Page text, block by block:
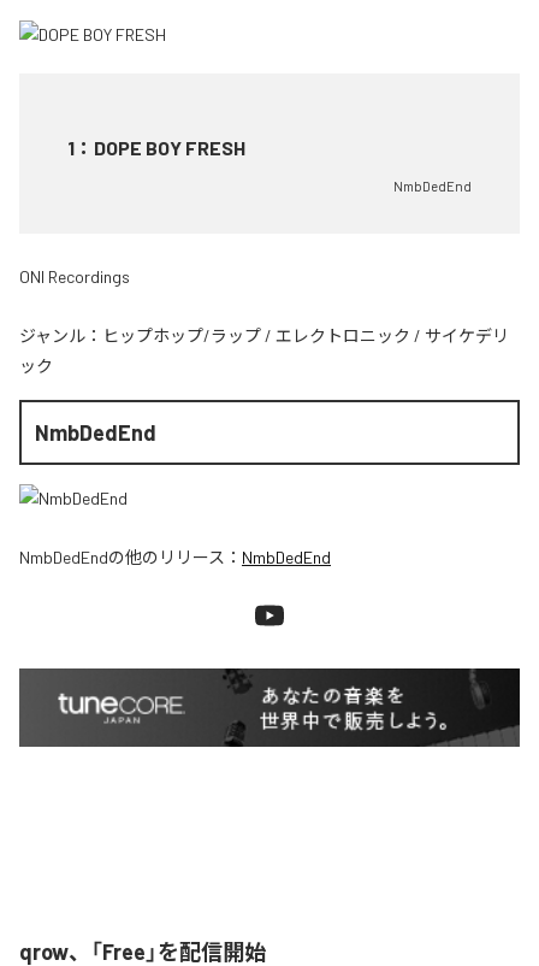
1 ： DOPE BOY FRESH
NmbDedEnd
ONI Recordings
ジャンル： ヒップホップ/ラップ / エレクトロニック / サイケデリ
ック
NmbDedEnd
NmbDedEndの他のリリース： NmbDedEnd
qrow、「Free」を配信開始